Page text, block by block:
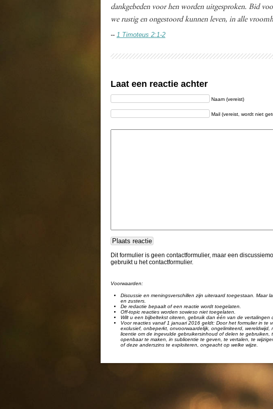
dankgebeden voor hen worden uitgesproken. Bid
we rustig en ongestoord kunnen leven, in alle
-- 1 Timoteus 2:1-2
Laat een reactie achter
Naam (vereist)
Mail (vereist, wordt niet
Dit formulier is geen contactformulier, maar een
gebruikt u het contactformulier.
Voorwaarden:
Discussie en meningsverschillen zijn uiteraard toegestaan. Maar
en zusters.
De redactie bepaalt of een reactie wordt toegelaten.
Off-topic reacties worden sowieso niet toegelaten.
Wilt u een bijbeltekst citeren, gebruik dan één van de vertalingen
Voor reacties vanaf 1 januari 2016 geldt: Door het formulier in te
exclusief, onbeperkt, onvoorwaardelijk, ongelimiteerd,
licentie om de ingevulde gebruikersinhoud of delen te gebruiken,
openbaar te maken, in sublicentie te geven, te vertalen, te
of deze anderszins te exploiteren, ongeacht op welke wijze.